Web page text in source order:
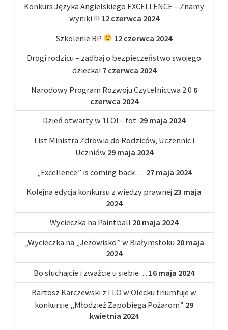
Konkurs Języka Angielskiego EXCELLENCE – Znamy
wyniki !!! 12 czerwca 2024
Szkolenie RP
12 czerwca 2024
Drogi rodzicu – zadbaj o bezpieczeństwo swojego
dziecka! 7 czerwca 2024
Narodowy Program Rozwoju Czytelnictwa 2.0 6
czerwca 2024
Dzień otwarty w 1LO! – fot. 29 maja 2024
List Ministra Zdrowia do Rodziców, Uczennic i
Uczniów 29 maja 2024
„Excellence” is coming back…. 27 maja 2024
Kolejna edycja konkursu z wiedzy prawnej 23 maja
2024
Wycieczka na Paintball 20 maja 2024
„Wycieczka na „Jeżowisko” w Białymstoku 20 maja
2024
Bo słuchajcie i zważcie u siebie… 16 maja 2024
Bartosz Karczewski z I LO w Olecku triumfuje w
konkursie „Młodzież Zapobiega Pożarom” 29
kwietnia 2024